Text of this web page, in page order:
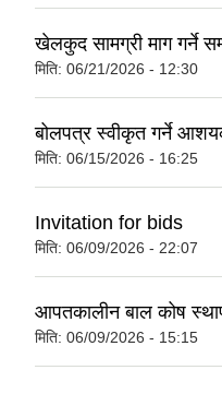
खेलकुद सामग्री माग गर्ने
मिति: 06/21/2026 - 12:30
बोलपत्र स्वीकृत गर्ने
मिति: 06/15/2026 - 16:25
Invitation for bids
मिति: 06/09/2026 - 22:07
आपतकालीन बाल कोष
मिति: 06/09/2026 - 15:15